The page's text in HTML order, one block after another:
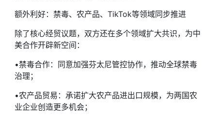
额外利好：禁毒、农产品、TikTok等领域同步推进
除了核心经贸议题，双方还在多个领域扩大共识，为中
美合作开辟新空间：
•禁毒合作：同意加强芬太尼管控协作，推动全球禁毒
治理；
•农产品贸易：承诺扩大农产品进出口规模，为两国农
业企业创造更多机会；